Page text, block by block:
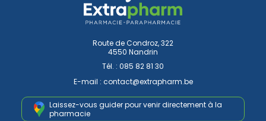
Route de Condroz, 322
4550 Nandrin
Tél. : 085 82 81 30
E-mail : contact@extrapharm.be
Laissez-vous guider pour venirdirectement à la
pharmacie